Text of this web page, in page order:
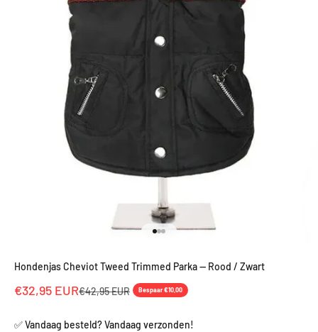
Hondenjas Cheviot Tweed Trimmed Parka — Rood / Zwart
Aanbiedingsprijs
€32,95 EURNormale prijs
€42,95 EUR Bespaar €10,00
✅ Vandaag besteld? Vandaag verzonden!